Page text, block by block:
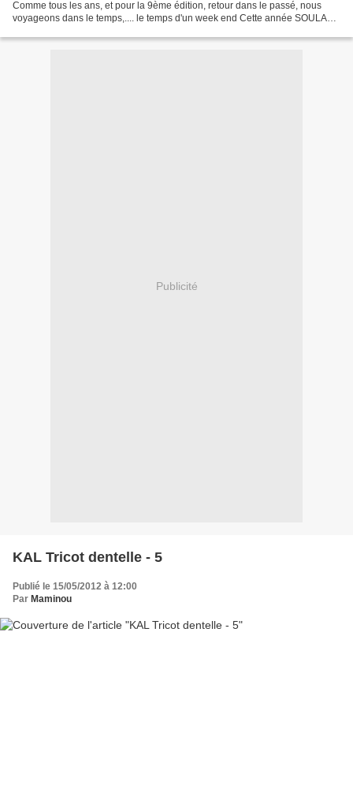
Comme tous les ans, et pour la 9ème édition, retour dans le passé, nous
voyageons dans le temps,.... le temps d'un week end Cette année SOULAC
Publicité
KAL Tricot dentelle - 5
Publié le 15/05/2012 à 12:00
Par Maminou